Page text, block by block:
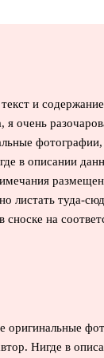
и
я очень
в описании
листать туда-
сноске на
оригинальные
Нигде в